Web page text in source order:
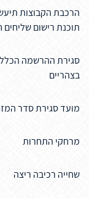
הרכבת הקבוצות
תוכנת רישום
בצהריים
מועד סגירת סדר
מרחקי התחרות
שחייה רכיבה ריצה